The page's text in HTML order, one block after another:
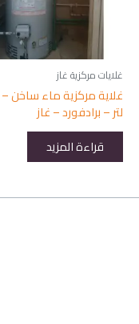
غلايات مركزية غاز
لتر – برادفورد – غاز
قراءة المزيد